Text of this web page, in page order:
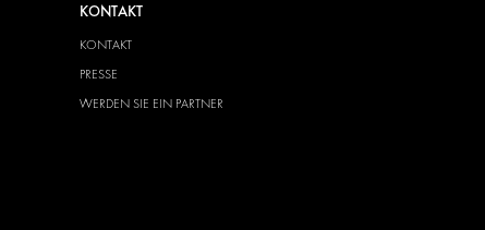
KONTAKT
KONTAKT
PRESSE
WERDEN SIE EIN PARTNER